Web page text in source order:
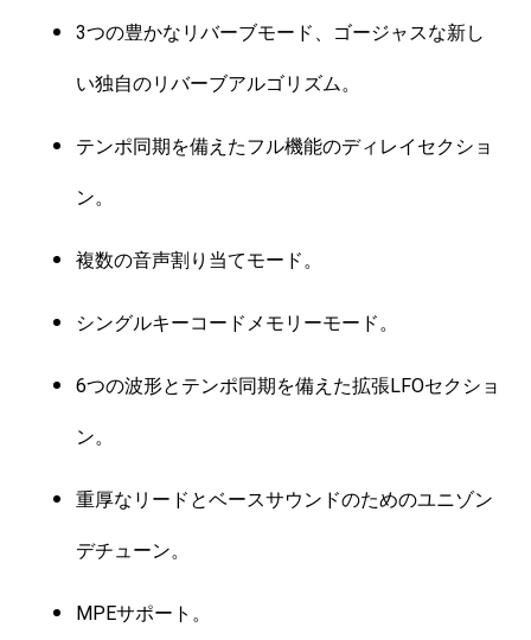
3つの豊かなリバーブモード、ゴージャスな新し
い独自のリバーブアルゴリズム。
テンポ同期を備えたフル機能のディレイセクショ
ン。
複数の音声割り当てモード。
シングルキーコードメモリーモード。
6つの波形とテンポ同期を備えた拡張LFOセクショ
ン。
重厚なリードとベースサウンドのためのユニゾン
デチューン。
MPEサポート。